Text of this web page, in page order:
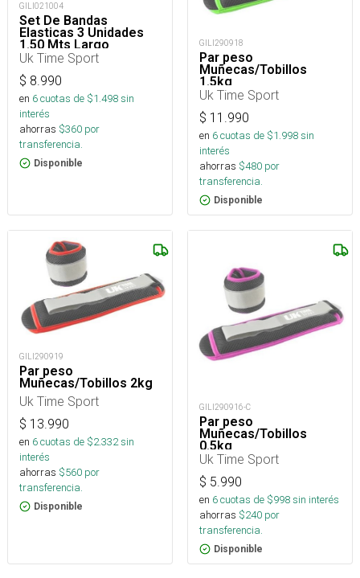
GILI021004
Set De Bandas
Elasticas 3 Unidades
1.50 Mts Largo
Uk Time Sport
$ 8.990
en 6cuotas de $1.498sin
interés
ahorras $360 por
transferencia.
Disponible
GILI290918
Par peso
Muñecas/Tobillos
1.5kg
Uk Time Sport
$ 11.990
en 6cuotas de $1.998sin
interés
ahorras $480 por
transferencia.
Disponible
GILI290919
Par peso
Muñecas/Tobillos 2kg
Uk Time Sport
$ 13.990
en 6cuotas de $2.332sin
interés
ahorras $560 por
transferencia.
Disponible
GILI290916-C
Par peso
Muñecas/Tobillos
0.5kg
Uk Time Sport
$ 5.990
en 6cuotas de $998sin interés
ahorras $240 por
transferencia.
Disponible